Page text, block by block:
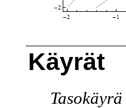
Käyrät
Tasokäyrä